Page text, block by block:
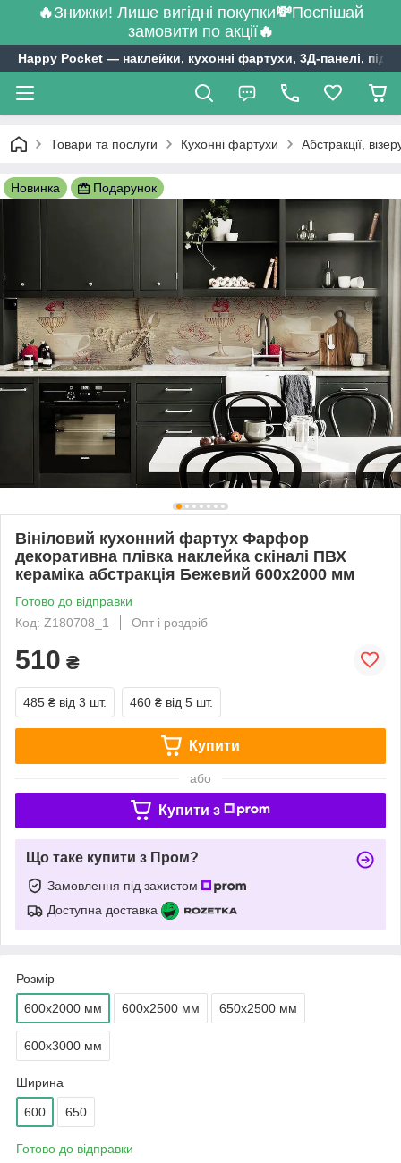
🔥Знижки! Лише вигідні покупки💸Поспішай
замовити по акції🔥
Happy Pocket ― наклейки, кухонні фартухи, 3Д-панелі,
Товари та послуги Кухонні фартухи Абстракції,
Новинка Подарунок
Вініловий кухонний фартух Фарфор
декоративна плівка наклейка скіналі ПВХ
кераміка абстракція Бежевий 600х2000 мм
Готово до відправки
Код: Z180708_1
Опт і роздріб
510 ₴
485 ₴ від 3 шт. 460 ₴ від 5 шт.
Купити
або
Купити з
Що таке купити з Пром?
Замовлення під захистом
Доступна доставка
Розмір
600х2000 мм 600х2500 мм 650х2500 мм
600х3000 мм
Ширина
600 650
Готово до відправки